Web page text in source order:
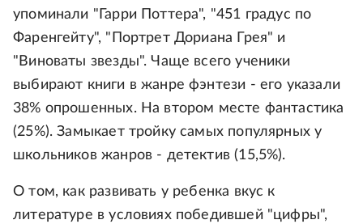
упоминали "Гарри Поттера", "451 градус по
Фаренгейту", "Портрет Дориана Грея" и
"Виноваты звезды". Чаще всего ученики
выбирают книги в жанре фэнтези - его указали
38% опрошенных. На втором месте фантастика
(25%). Замыкает тройку самых популярных у
школьников жанров - детектив (15,5%).
О том, как развивать у ребенка вкус к
литературе в условиях победившей "цифры",